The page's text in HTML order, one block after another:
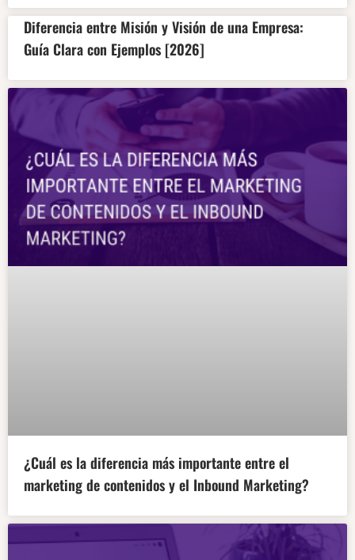
Diferencia entre Misión y Visión de una Empresa:
Guía Clara con Ejemplos [2026]
¿Cuál es la diferencia más importante entre el
marketing de contenidos y el Inbound Marketing?